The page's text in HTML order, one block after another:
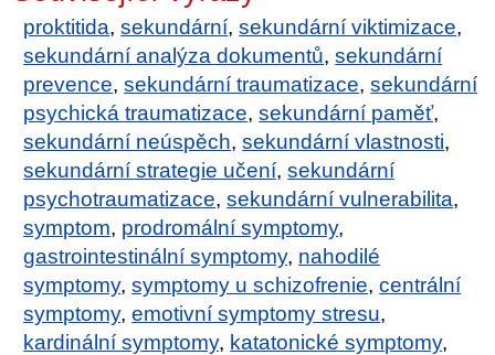
proktitida,sekundární,sekundární viktimizace,
sekundární analýza dokumentů,sekundární
prevence,sekundární traumatizace,sekundární
psychická traumatizace,sekundární paměť,
sekundární neúspěch,sekundární vlastnosti,
sekundární strategie učení,sekundární
psychotraumatizace,sekundární vulnerabilita,
symptom, prodromální symptomy,
gastrointestinální symptomy, nahodilé
symptomy,symptomy u schizofrenie,centrální
symptomy,emotivní symptomy stresu,
kardinální symptomy, katatonické symptomy,